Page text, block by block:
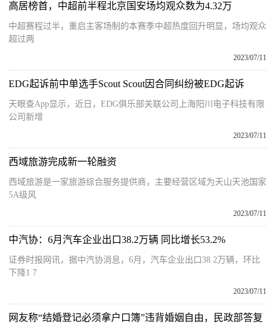
高居榜首，中超前半程北京国安场均观众数为4.32万
中超赛程过半，重启主客场制的本赛季中超热度回升明显，场均观众
超过两
2023/07/11
EDG起诉前中单选手Scout Scout因合同纠纷被EDG起诉
天眼查App显示，近日，EDG俱乐部关联公司上海阳川电子科技有限
公司新增
2023/07/11
西域旅游完成新一轮融资
西域旅游是一家旅游综合服务提供商，主要经营区域为天山天池国家
5A级风
2023/07/11
中汽协：6月汽车企业出口38.2万辆 同比增长53.2%
证券时报网讯，据中汽协消息，6月，汽车企业出口38 2万辆，环比
下降1 7
2023/07/11
网友称“结婚登记必须拿户口簿”违背婚姻自由，民政部答复